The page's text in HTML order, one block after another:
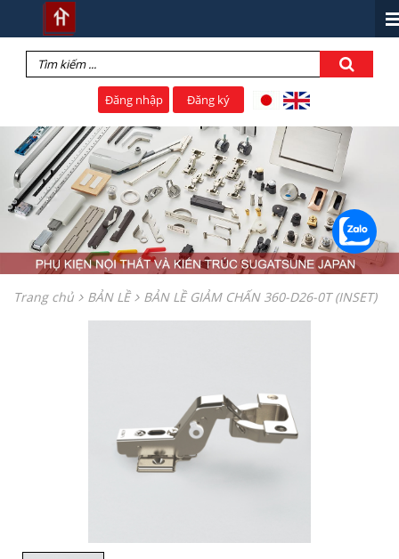
Đăng nhập Đăng ký
Trang chủ BẢN LỀ BẢN LỀ GIẢM CHẤN 360-D26-0T (INSET)